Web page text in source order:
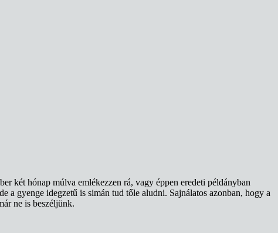
két hónap múlva emlékezzen rá, vagy éppen eredeti példányban
a gyenge idegzetű is simán tud tőle aludni. Sajnálatos azonban, hogy a
ne is beszéljünk.